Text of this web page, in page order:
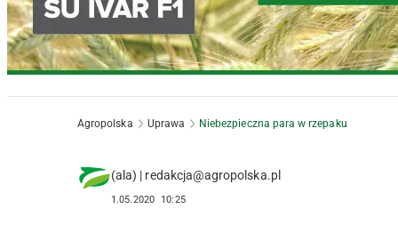
Agropolska Uprawa Niebezpieczna para w rzepaku
(ala) | redakcja@agropolska.pl
1.05.2020 10:25